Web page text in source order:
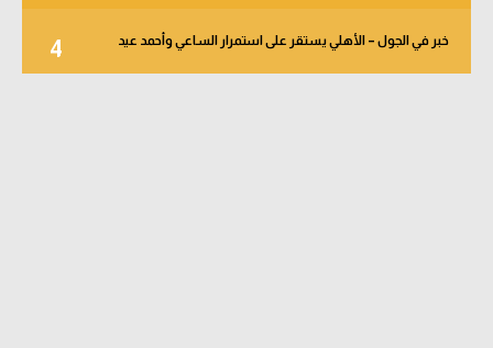
4 خبر في الجول – الأهلي يستقر على استمرار الساعي وأحمد عيد